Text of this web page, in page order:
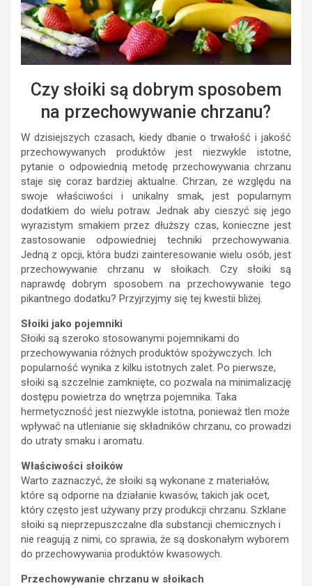
Czy słoiki są dobrym sposobem
na przechowywanie chrzanu?
W dzisiejszych czasach, kiedy dbanie o trwałość i jakość
przechowywanych produktów jest niezwykle istotne,
pytanie o odpowiednią metodę przechowywania chrzanu
staje się coraz bardziej aktualne. Chrzan, ze względu na
swoje właściwości i unikalny smak, jest popularnym
dodatkiem do wielu potraw. Jednak aby cieszyć się jego
wyrazistym smakiem przez dłuższy czas, konieczne jest
zastosowanie odpowiedniej techniki przechowywania.
Jedną z opcji, która budzi zainteresowanie wielu osób, jest
przechowywanie chrzanu w słoikach. Czy słoiki są
naprawdę dobrym sposobem na przechowywanie tego
pikantnego dodatku? Przyjrzyjmy się tej kwestii bliżej.
Słoiki jako pojemniki
Słoiki są szeroko stosowanymi pojemnikami do
przechowywania różnych produktów spożywczych. Ich
popularność wynika z kilku istotnych zalet. Po pierwsze,
słoiki są szczelnie zamknięte, co pozwala na minimalizację
dostępu powietrza do wnętrza pojemnika. Taka
hermetyczność jest niezwykle istotna, ponieważ tlen może
wpływać na utlenianie się składników chrzanu, co prowadzi
do utraty smaku i aromatu.
Właściwości słoików
Warto zaznaczyć, że słoiki są wykonane z materiałów,
które są odporne na działanie kwasów, takich jak ocet,
który często jest używany przy produkcji chrzanu. Szklane
słoiki są nieprzepuszczalne dla substancji chemicznych i
nie reagują z nimi, co sprawia, że są doskonałym wyborem
do przechowywania produktów kwasowych.
Przechowywanie chrzanu w słoikach